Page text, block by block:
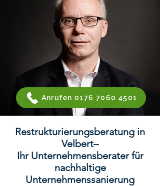
Anrufen 0176 7060 4501
Restrukturierungsberatung in
Velbert–
Ihr Unternehmensberater für
nachhaltige
Unternehmenssanierung